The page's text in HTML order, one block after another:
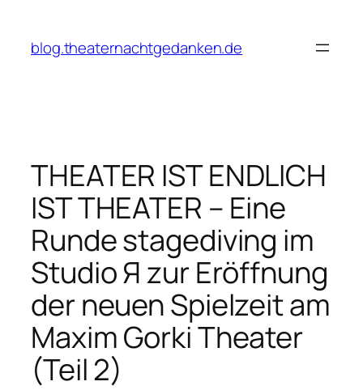
springen
blog.theaternachtgedanken.de
THEATER IST ENDLICH
IST THEATER – Eine
Runde stagediving im
Studio Я zur Eröffnung
der neuen Spielzeit am
Maxim Gorki Theater
(Teil 2)